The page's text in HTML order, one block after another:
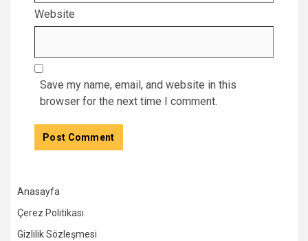
Website
Save my name, email, and website in this
browser for the next time I comment.
Anasayfa
Çerez Politikası
Gizlilik Sözleşmesi